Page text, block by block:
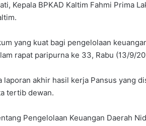
Kepala BPKAD Kaltim Fahmi Prima
yang kuat bagi pengelolaan
rapat paripurna ke 33, Rabu (13/9/
akhir hasil kerja Pansus yang
tertib dewan.
Pengelolaan Keuangan Daerah